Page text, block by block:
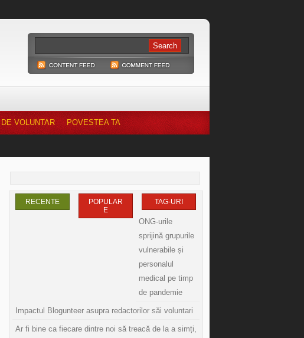
VOLUNTAR POVESTEA TA
RECENTE
POPULAR
E
TAG-URI
ONG-urile
sprijină grupurile
vulnerabile și
personalul
medical pe timp
de pandemie
Impactul Blogunteer asupra redactorilor săi voluntari
Ar fi bine ca fiecare dintre noi să treacă de la a simți,